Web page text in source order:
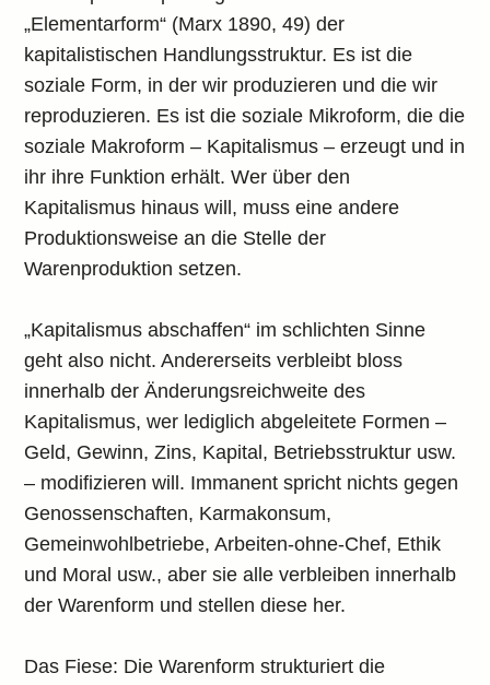
„Elementarform“ (Marx 1890, 49) der
kapitalistischen Handlungsstruktur. Es ist die
soziale Form, in der wir produzieren und die wir
reproduzieren. Es ist die soziale Mikroform, die die
soziale Makroform – Kapitalismus – erzeugt und in
ihr ihre Funktion erhält. Wer über den
Kapitalismus hinaus will, muss eine andere
Produktionsweise an die Stelle der
Warenproduktion setzen.
„Kapitalismus abschaffen“ im schlichten Sinne
geht also nicht. Andererseits verbleibt bloss
innerhalb der Änderungsreichweite des
Kapitalismus, wer lediglich abgeleitete Formen –
Geld, Gewinn, Zins, Kapital, Betriebsstruktur usw.
– modifizieren will. Immanent spricht nichts gegen
Genossenschaften, Karmakonsum,
Gemeinwohlbetriebe, Arbeiten-ohne-Chef, Ethik
und Moral usw., aber sie alle verbleiben innerhalb
der Warenform und stellen diese her.
Das Fiese: Die Warenform strukturiert die